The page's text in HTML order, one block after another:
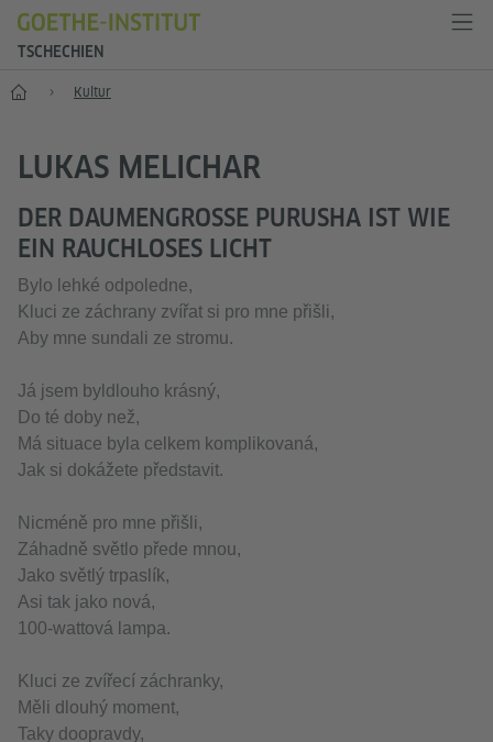
TSCHECHIEN
Start Kultur
LUKAS MELICHAR
DER DAUMENGROSSE PURUSHA IST WIE
EIN RAUCHLOSES LICHT
Bylo lehké odpoledne,
Kluci ze záchrany zvířat si pro mne přišli,
Aby mne sundali ze stromu.
Já jsem byldlouho krásný,
Do té doby než,
Má situace byla celkem komplikovaná,
Jak si dokážete představit.
Nicméně pro mne přišli,
Záhadně světlo přede mnou,
Jako světlý trpaslík,
Asi tak jako nová,
100-wattová lampa.
Kluci ze zvířecí záchranky,
Měli dlouhý moment,
Taky doopravdy,